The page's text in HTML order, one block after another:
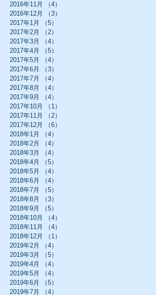
2016年11月
（4）
2016年12月
（3）
2017年1月
（5）
2017年2月
（2）
2017年3月
（4）
2017年4月
（5）
2017年5月
（4）
2017年6月
（3）
2017年7月
（4）
2017年8月
（4）
2017年9月
（4）
2017年10月
（1）
2017年11月
（2）
2017年12月
（6）
2018年1月
（4）
2018年2月
（4）
2018年3月
（4）
2018年4月
（5）
2018年5月
（4）
2018年6月
（4）
2018年7月
（5）
2018年8月
（3）
2018年9月
（5）
2018年10月
（4）
2018年11月
（4）
2018年12月
（1）
2019年2月
（4）
2019年3月
（5）
2019年4月
（4）
2019年5月
（4）
2019年6月
（5）
2019年7月
（4）